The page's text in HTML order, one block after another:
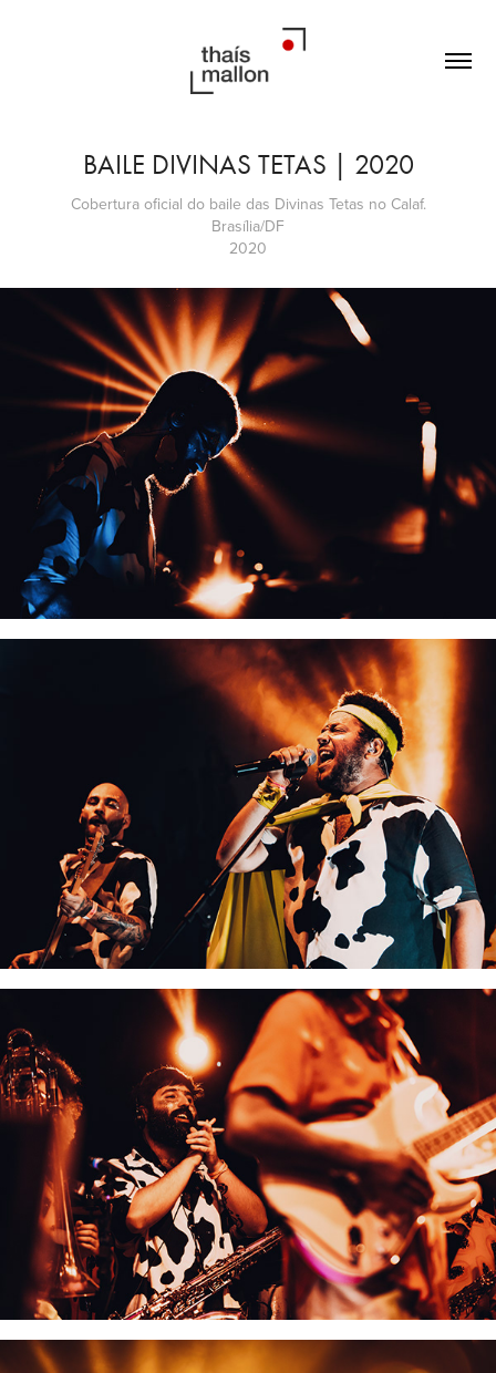
BAILE DIVINAS TETAS | 2020
Cobertura oficial do baile das Divinas Tetas no Calaf.
Brasília/DF
2020